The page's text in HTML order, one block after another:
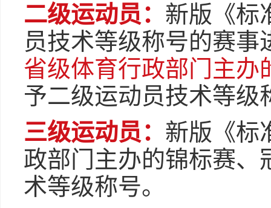
二级运动员： 新版《标
员技术等级称号的赛事
省级体育行政部门主办
予二级运动员技术等级
三级运动员： 新版《标
政部门主办的锦标赛、
术等级称号。